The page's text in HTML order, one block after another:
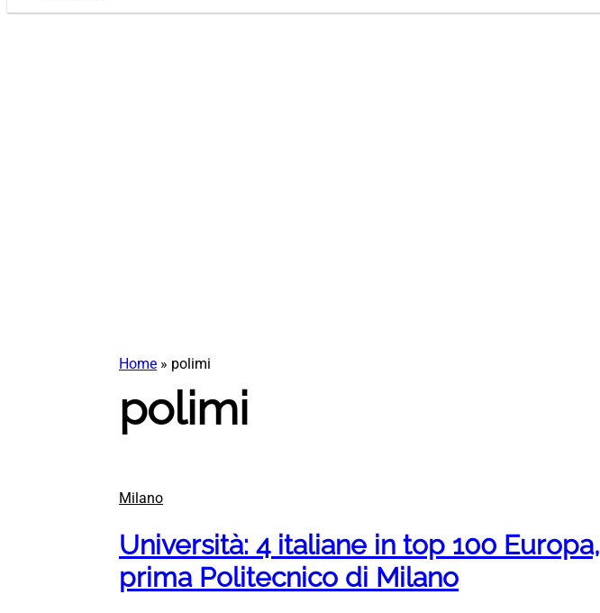
Home » polimi
polimi
Milano
Università: 4 italiane in top 100 Europa,
prima Politecnico di Milano